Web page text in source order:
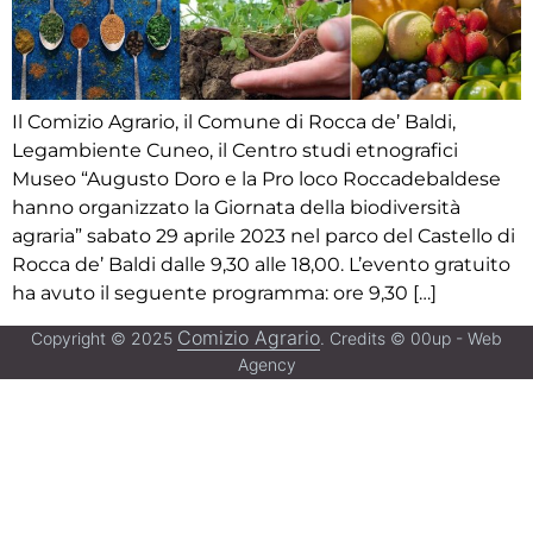
Il Comizio Agrario, il Comune di Rocca de’ Baldi,
Legambiente Cuneo, il Centro studi etnografici
Museo “Augusto Doro e la Pro loco Roccadebaldese
hanno organizzato la Giornata della biodiversità
agraria” sabato 29 aprile 2023 nel parco del Castello di
Rocca de’ Baldi dalle 9,30 alle 18,00. L’evento gratuito
ha avuto il seguente programma: ore 9,30 […]
Copyright © 2025 Comizio Agrario. Credits © 00up - Web
Agency